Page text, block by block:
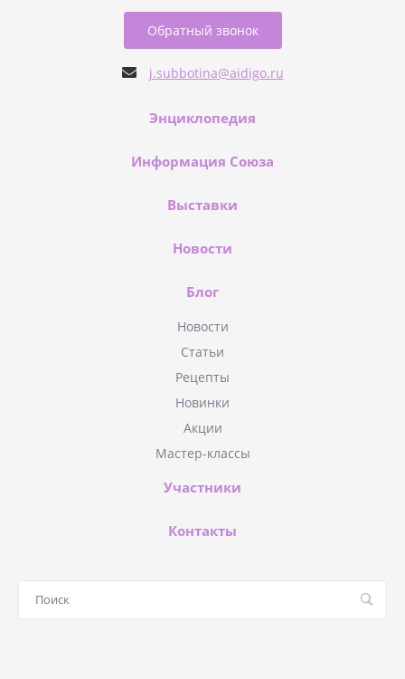
Обратный звонок
j.subbotina@aidigo.ru
Энциклопедия
Информация Союза
Выставки
Новости
Блог
Новости
Статьи
Рецепты
Новинки
Акции
Мастер-классы
Участники
Контакты